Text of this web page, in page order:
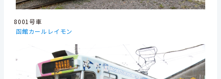
8001号車
函館カールレイモン